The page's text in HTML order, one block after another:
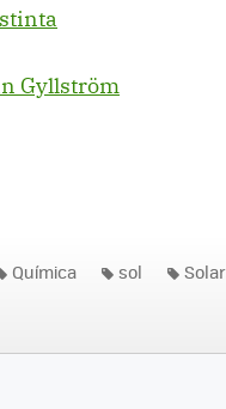
Gyllström
Química sol Solar